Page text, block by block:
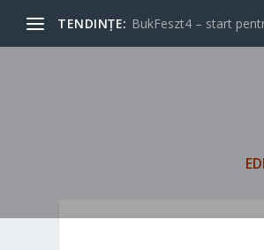
TENDINȚE: BukFeszt4 – start